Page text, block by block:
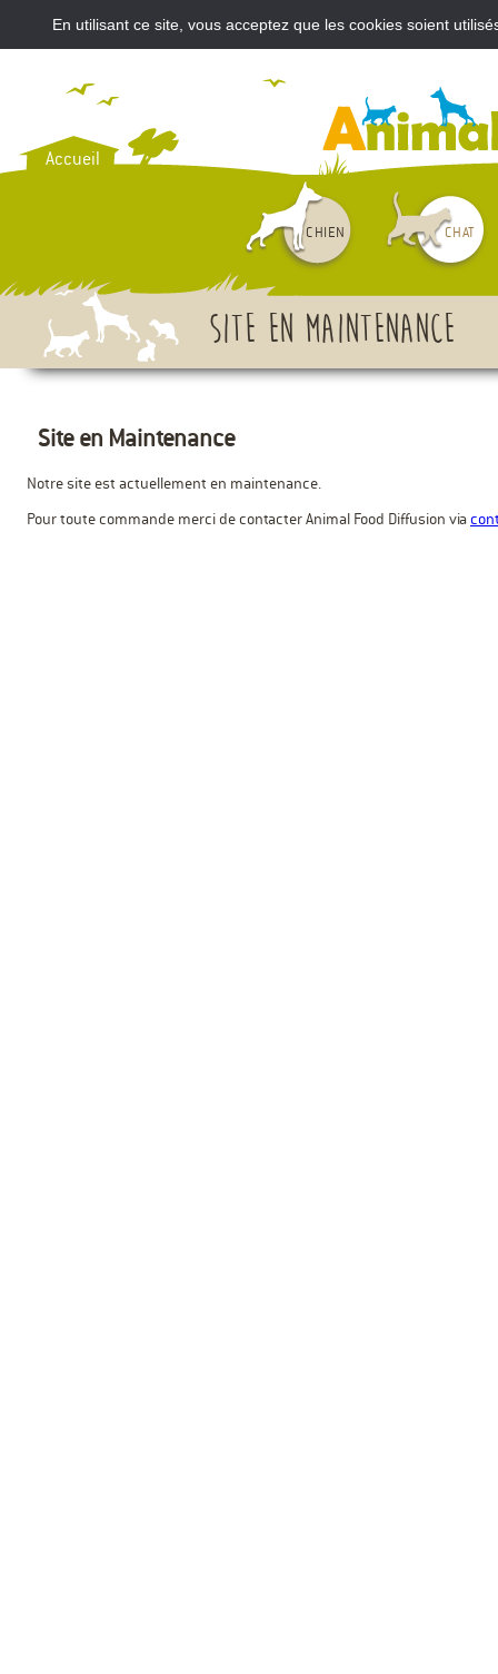
Accueil
CHIEN CHAT
Site en maintenance
Site en Maintenance
Notre site est actuellement en maintenance.
Pour toute commande merci de contacter Animal Food Diffusion via
VOUS AVEZ ACHETÉ UN
En utilisant ce site, vous acceptez que les cookies soient